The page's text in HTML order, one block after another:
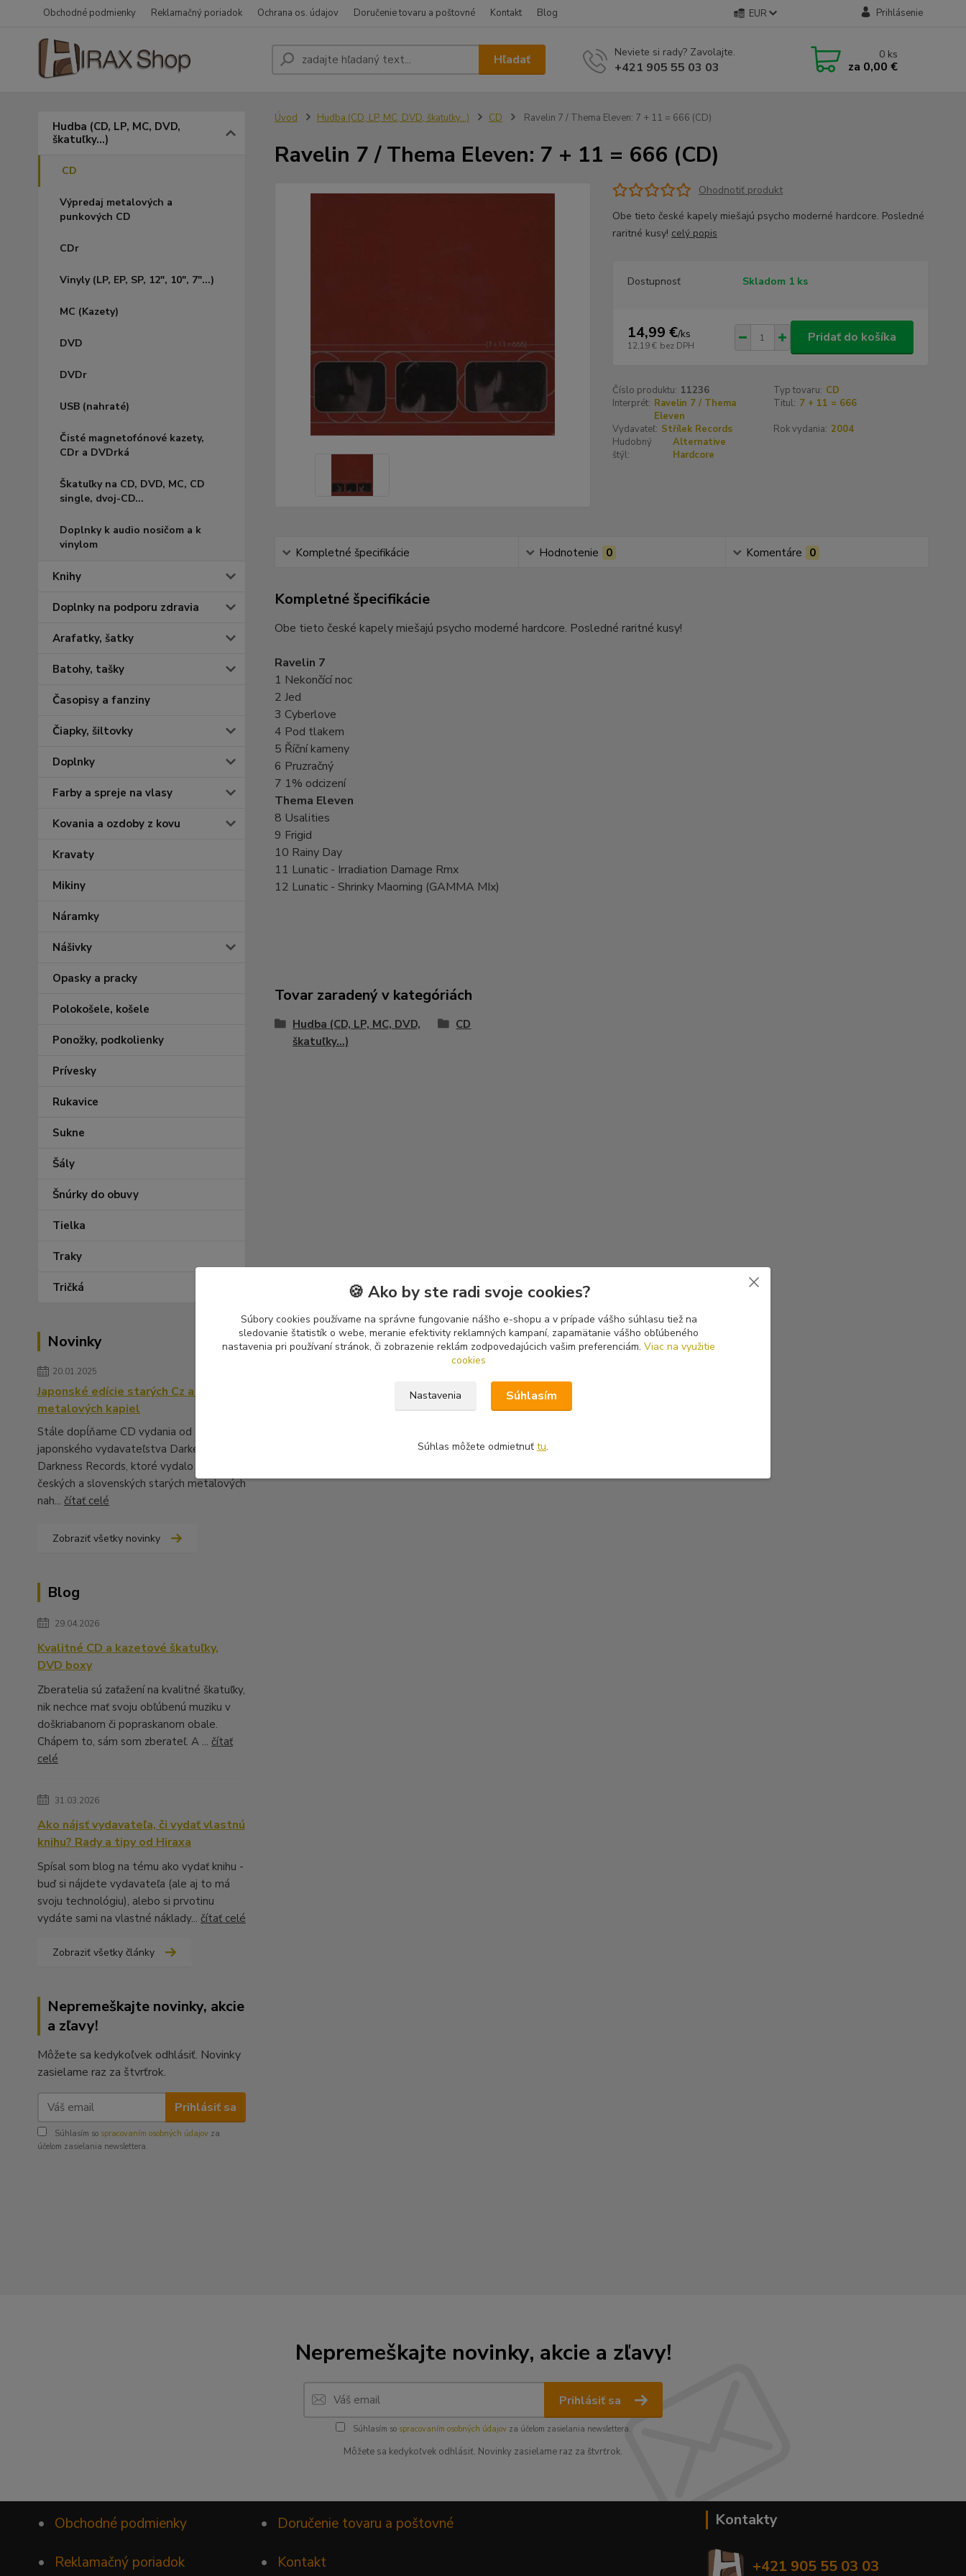
Obchodné podmienky Reklamačný poriadok Ochrana os. údajov Doručenie tovaru a poštovné Kontakt Blog EUR Prihlásenie
Hľadať Neviete si rady? Zavolajte.
+421 905 55 03 03
0 ks
za 0,00 €
Hudba (CD, LP, MC, DVD,
škatuľky...)
CD
Výpredaj metalových a
punkových CD
CDr
Vinyly (LP, EP, SP, 12", 10", 7"...)
MC (Kazety)
DVD
DVDr
USB (nahraté)
Čisté magnetofónové kazety,
CDr a DVDrká
Škatuľky na CD, DVD, MC, CD
single, dvoj-CD...
Doplnky k audio nosičom a k
vinylom
Knihy
Doplnky na podporu zdravia
Arafatky, šatky
Batohy, tašky
Časopisy a fanziny
Čiapky, šiltovky
Doplnky
Farby a spreje na vlasy
Kovania a ozdoby z kovu
Kravaty
Mikiny
Náramky
Nášivky
Opasky a pracky
Polokošele, košele
Ponožky, podkolienky
Prívesky
Rukavice
Sukne
Šály
Šnúrky do obuvy
Tielka
Traky
Tričká
Novinky
20.01.2025
Japonské edície starých Cz a Sk
metalových kapiel
Stále dopĺňame CD vydania od
japonského vydavateľstva Darker Than
Darkness Records, ktoré vydalo množstvo
českých a slovenských starých metalových
nah... čítať celé
Zobraziť všetky novinky
Blog
29.04.2026
Kvalitné CD a kazetové škatuľky,
DVD boxy
Zberatelia sú zaťažení na kvalitné škatuľky,
nik nechce mať svoju obľúbenú muziku v
doškriabanom či popraskanom obale.
Chápem to, sám som zberateľ. A ... čítať
celé
31.03.2026
Ako nájsť vydavateľa, či vydať vlastnú
knihu? Rady a tipy od Hiraxa
Spísal som blog na tému ako vydať knihu -
buď si nájdete vydavateľa (ale aj to má
svoju technológiu), alebo si prvotinu
vydáte sami na vlastné náklady... čítať celé
Zobraziť všetky články
Nepremeškajte novinky, akcie
a zľavy!
Môžete sa kedykoľvek odhlásiť. Novinky
zasielame raz za štvrťrok.
Prihlásiť sa
Súhlasím so spracovaním osobných údajov za
účelom zasielania newslettera.
Úvod Hudba (CD, LP, MC, DVD, škatuľky...) CD Ravelin 7 / Thema Eleven: 7 + 11 = 666 (CD)
Ravelin 7 / Thema Eleven: 7 + 11 = 666 (CD)
Ohodnotiť produkt
Obe tieto české kapely miešajú psycho moderné hardcore. Posledné
raritné kusy! celý popis
Dostupnosť Skladom 1 ks
14,99 €/ks
12,19 € bez DPH
Pridať do košíka
Číslo produktu: 11236 Typ tovaru: CD
Interprét: Ravelin 7 / Thema
Eleven
Titul: 7 + 11 = 666
Vydavateľ: Střílek Records Rok vydania: 2004
Hudobný
štýl:
Alternative
Hardcore
Kompletné špecifikácie Hodnotenie 0 Komentáre 0
Kompletné špecifikácie
Obe tieto české kapely miešajú psycho moderné hardcore. Posledné raritné kusy!
Ravelin 7
1 Nekončící noc
2 Jed
3 Cyberlove
4 Pod tlakem
5 Říční kameny
6 Pruzračný
7 1% odcizení
Thema Eleven
8 Usalities
9 Frigid
10 Rainy Day
11 Lunatic - Irradiation Damage Rmx
12 Lunatic - Shrinky Maorning (GAMMA MIx)
Tovar zaradený v kategóriách
Hudba (CD, LP, MC, DVD,
škatuľky...)
CD
Nepremeškajte novinky, akcie a zľavy!
Prihlásiť sa
Súhlasím so spracovaním osobných údajovza účelom zasielania newslettera.
Môžete sa kedykoľvek odhlásiť. Novinky zasielame raz za štvrťrok.
• Obchodné podmienky
• Reklamačný poriadok
• Doručenie tovaru a poštovné
• Kontakt
Kontakty
+421 905 55 03 03
🍪 Ako by ste radi svoje cookies?
Súbory cookies používame na správne fungovanie nášho e-shopu a v prípade vášho súhlasu tiež na
sledovanie štatistík o webe, meranie efektivity reklamných kampaní, zapamätanie vášho obľúbeného
nastavenia pri používaní stránok, či zobrazenie reklám zodpovedajúcich vašim preferenciám. Viac na využitie
cookies
Nastavenia Súhlasím
Súhlas môžete odmietnuť tu.